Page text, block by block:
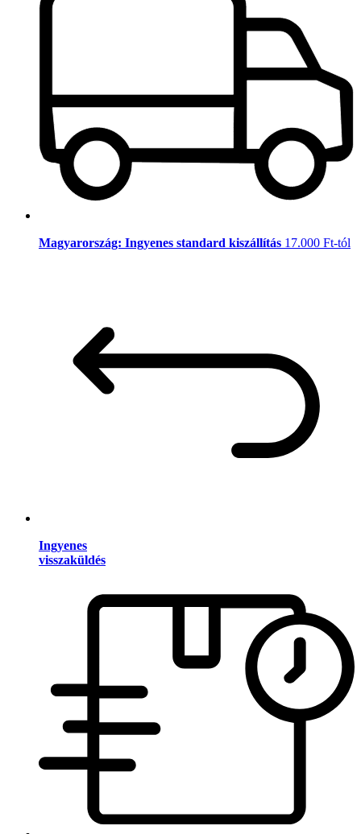
Magyarország: Ingyenes standard kiszállítás 17.000 Ft-tól
Ingyenes
visszaküldés